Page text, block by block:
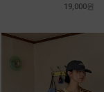
19,000원